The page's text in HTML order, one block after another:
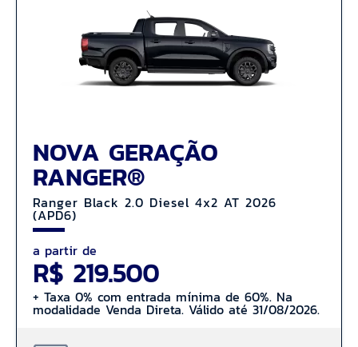
NOVA GERAÇÃO
RANGER®
Ranger Black 2.0 Diesel 4x2 AT 2026
(APD6)
a partir de
R$ 219.500
+ Taxa 0% com entrada mínima de 60%. Na
modalidade Venda Direta. Válido até 31/08/2026.